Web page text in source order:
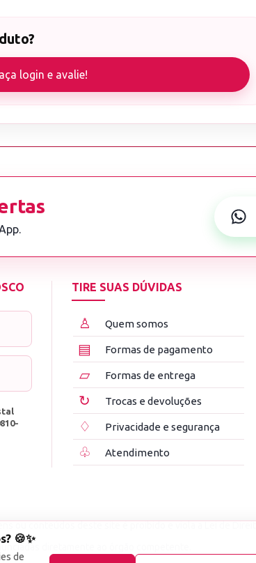
login e avalie!
TIRE SUAS DÚVIDAS
♙ Quem somos
▤ Formas de pagamento
▱ Formas de entrega
↻ Trocas e devoluções
♢ Privacidade e segurança
♧ Atendimento
diretamente ao órgão competente.
🍪✨
de